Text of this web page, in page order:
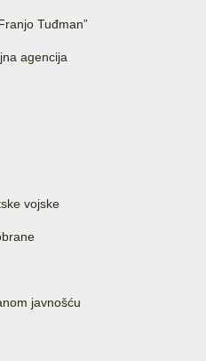
Tuđman”
agencija
vojske
javnošću